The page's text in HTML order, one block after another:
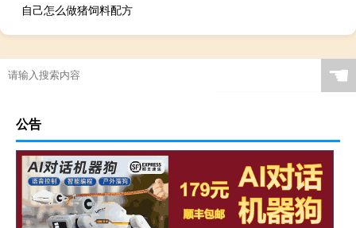
自己怎么做猪饲料配方
☚
公告